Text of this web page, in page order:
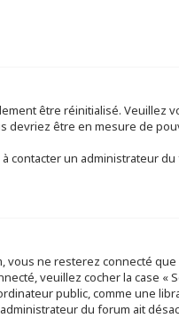
être réinitialisé. Veuillez
devriez être en mesure de
contacter un administrateur du
vous ne resterez connecté
veuillez cocher la case «
public, comme une
du forum ait